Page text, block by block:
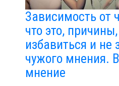
Зависимость от
что это,
избавиться и не
чужого мнения.
мнение